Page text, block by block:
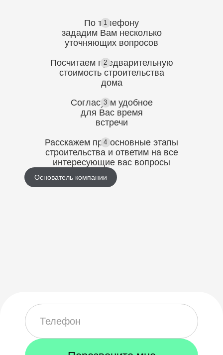
обследование старого основания — иначе
нагрузка распределится неравномерно и
просадка вернётся через несколько сезонов.
1
По телефону
зададим Вам несколько
уточняющих вопросов
2
Посчитаем предварительную
стоимость строительства
дома
3
Согласуем удобное
для Вас время
встречи
4
Расскажем про основные этапы
строительства и ответим на все
интересующие вас вопросы
Основатель компании